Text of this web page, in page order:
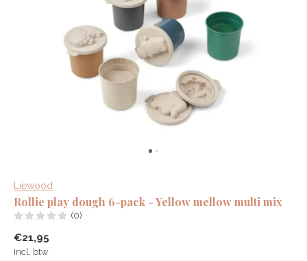
Liewood
Rollie play dough 6-pack - Yellow mellow multi mix
(0)
€21,95
Incl. btw